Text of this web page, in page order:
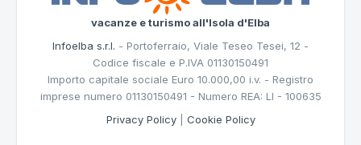
vacanze e turismo all'Isola d'Elba
Infoelba s.r.l. - Portoferraio, Viale Teseo Tesei, 12 -
Codice fiscale e P.IVA 01130150491
Importo capitale sociale Euro 10.000,00 i.v. - Registro
imprese numero 01130150491 - Numero REA: LI - 100635
Privacy Policy| Cookie Policy